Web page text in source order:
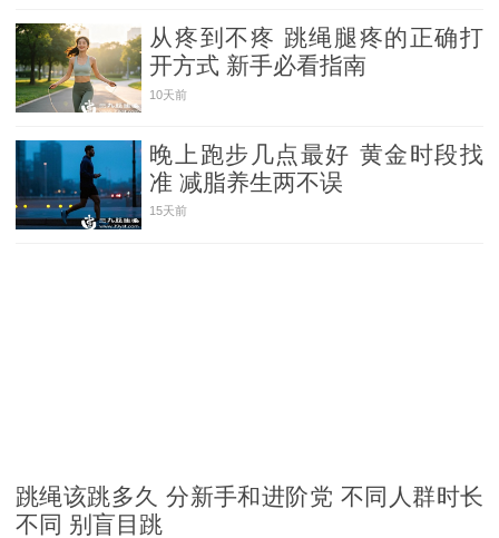
从疼到不疼 跳绳腿疼的正确打
开方式 新手必看指南
10天前
晚上跑步几点最好 黄金时段找
准 减脂养生两不误
15天前
跳绳该跳多久 分新手和进阶党 不同人群时长
不同 别盲目跳